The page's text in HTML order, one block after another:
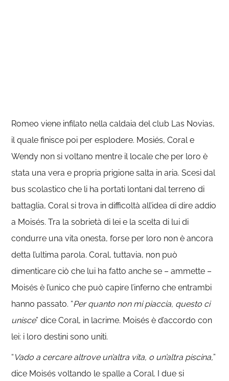
Romeo viene infilato nella caldaia del club Las Novias,
il quale finisce poi per esplodere. Mosiés, Coral e
Wendy non si voltano mentre il locale che per loro è
stata una vera e propria prigione salta in aria. Scesi dal
bus scolastico che li ha portati lontani dal terreno di
battaglia, Coral si trova in difficoltà all’idea di dire addio
a Moisés. Tra la sobrietà di lei e la scelta di lui di
condurre una vita onesta, forse per loro non è ancora
detta l’ultima parola. Coral, tuttavia, non può
dimenticare ciò che lui ha fatto anche se – ammette –
Moisés è l’unico che può capire l’inferno che entrambi
hanno passato. “Per quanto non mi piaccia, questo ci
unisce” dice Coral, in lacrime. Moisés è d’accordo con
lei: i loro destini sono uniti.
“ Vado a cercare altrove un’altra vita, o un’altra piscina,”
dice Moisés voltando le spalle a Coral. I due si